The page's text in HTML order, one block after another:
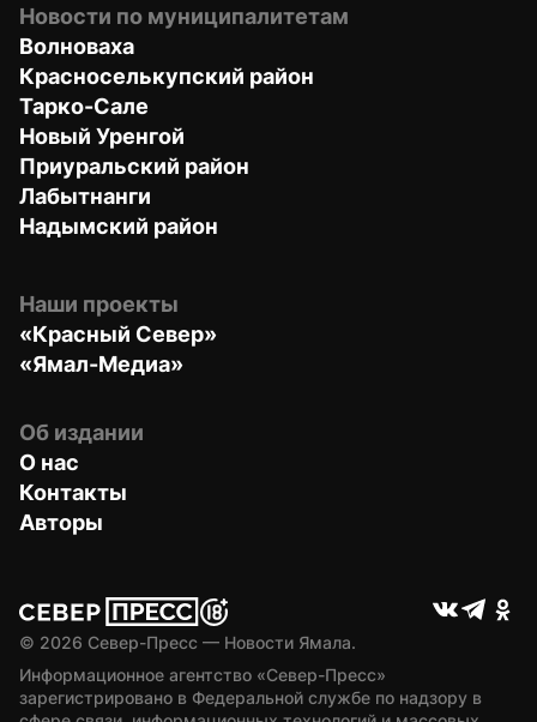
Новости по муниципалитетам
Волноваха
Красноселькупский район
Тарко-Сале
Новый Уренгой
Приуральский район
Лабытнанги
Надымский район
Наши проекты
«Красный Север»
«Ямал-Медиа»
Об издании
О нас
Контакты
Авторы
© 2026 Север-Пресс — Новости Ямала.
Информационное агентство «Север-Пресс»
зарегистрировано в Федеральной службе по надзору в